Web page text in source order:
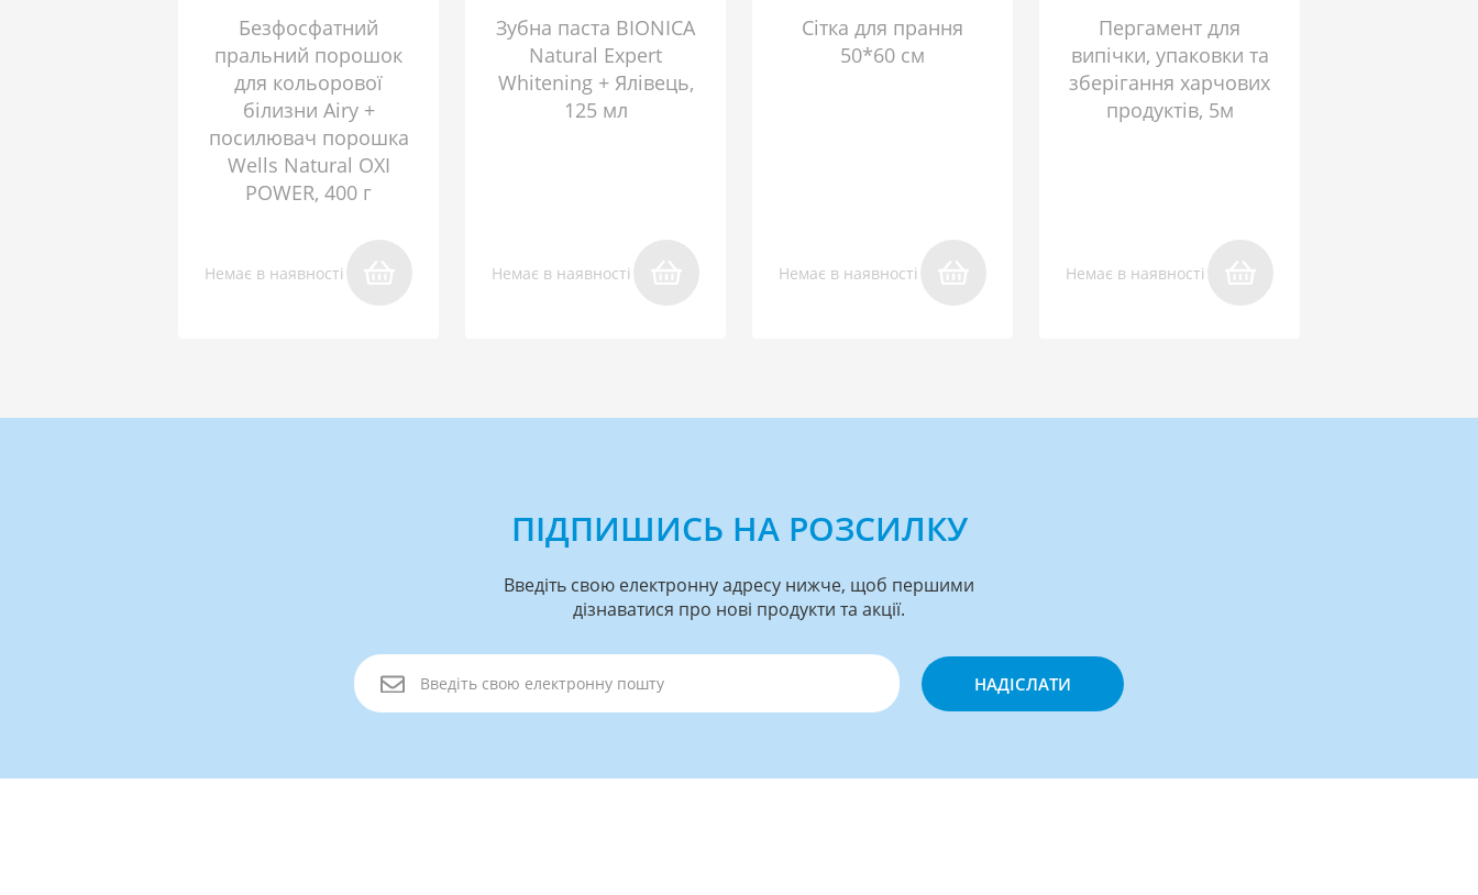
Безфосфатний
пральний порошок
для кольорової
білизни Airy +
посилювач порошка
Wells Natural OXI
POWER, 400 г
Немає в наявності
Зубна паста BIONICA
Natural Expert
Whitening + Ялівець,
125 мл
Немає в наявності
Сітка для прання
50*60 см
Немає в наявності
Пергамент для
випічки, упаковки та
зберігання харчових
продуктів, 5м
Немає в наявності
ПІДПИШИСЬ НА РОЗСИЛКУ
Введіть свою електронну адресу нижче, щоб першими
дізнаватися про нові продукти та акції.
НАДІСЛАТИ